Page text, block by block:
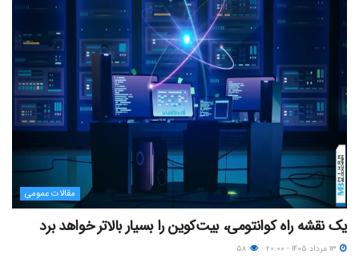
مقالات عمومی
یک نقشه راه کوانتومی، بیت‌کوین را بسیار بالاتر خواهد برد